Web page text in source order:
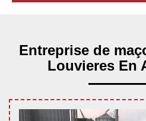
Entreprise de
Louvieres En